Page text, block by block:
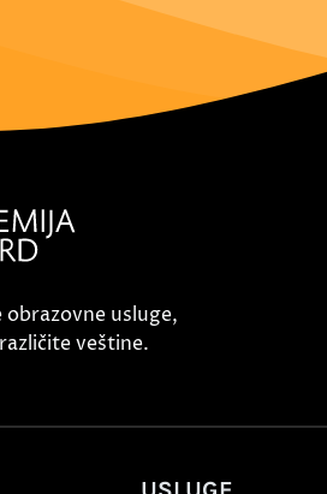
usluge,
veštine.